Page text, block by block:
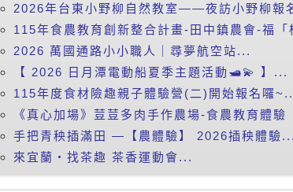
2026年台東小野柳自然教室——夜訪小野柳報
115年食農教育創新整合計畫-田中鎮農會-福
2026 萬國通路小小職人｜尋夢航空站...
【 2026 日月潭電動船夏季主題活動🛥️💫 】...
115年度食材險趣親子體驗營(二)開始報名囉
《真心加場》荳荳多肉手作農場-食農教育體
手把青秧插滿田 —【農體驗】 2026插秧體驗...
來宜蘭‧找茶趣 茶香運動會...